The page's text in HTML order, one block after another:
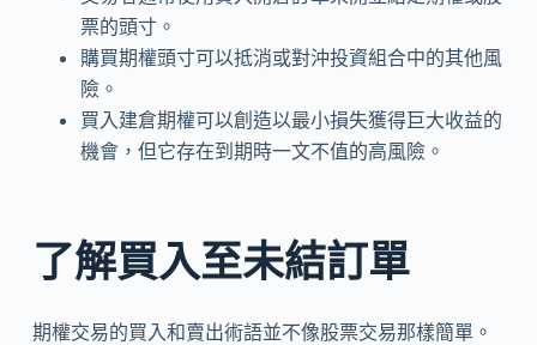
票的頭寸。
購買期權頭寸可以抵消或對沖投資組合中的其他風
險。
買入建倉期權可以創造以最小損失獲得巨大收益的
機會，但它存在到期時一文不值的高風險。
了解買入至未結訂單
期權交易的買入和賣出術語並不像股票交易那樣簡單。